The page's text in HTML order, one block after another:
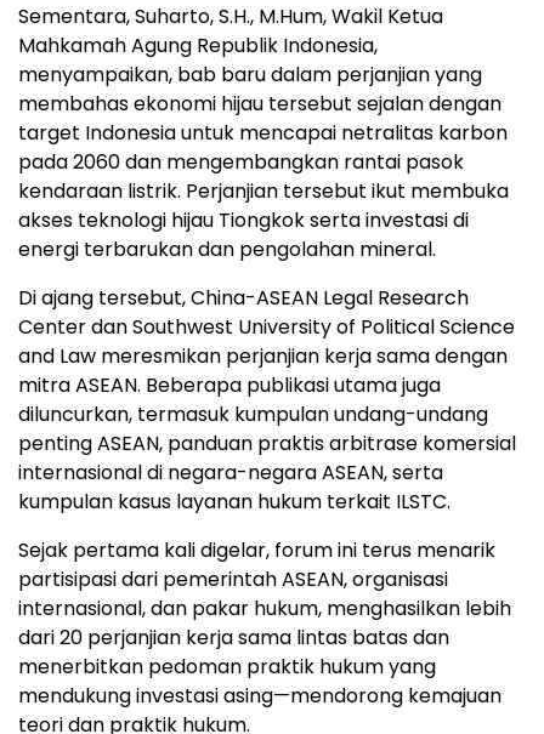
Sementara, Suharto, S.H., M.Hum, Wakil Ketua
Mahkamah Agung Republik Indonesia,
menyampaikan, bab baru dalam perjanjian yang
membahas ekonomi hijau tersebut sejalan dengan
target Indonesiauntuk mencapai netralitas karbon
pada 2060 dan mengembangkan rantai pasok
kendaraan listrik. Perjanjian tersebut ikut membuka
akses teknologi hijau Tiongkok serta investasi di
energi terbarukan dan pengolahan mineral.
Di ajang tersebut, China-ASEAN Legal Research
Center dan Southwest University of Political Science
and Law meresmikan perjanjian kerja sama dengan
mitra ASEAN. Beberapa publikasi utama juga
diluncurkan, termasuk kumpulan undang-undang
penting ASEAN, panduan praktis arbitrase komersial
internasional di negara-negara ASEAN, serta
kumpulan kasus layanan hukum terkait ILSTC.
Sejak pertama kali digelar, forum ini terus menarik
partisipasi dari pemerintah ASEAN, organisasi
internasional, dan pakar hukum, menghasilkan lebih
dari 20 perjanjian kerja sama lintas batas dan
menerbitkan pedoman praktik hukum yang
mendukung investasi asing—mendorong kemajuan
teori dan praktik hukum.